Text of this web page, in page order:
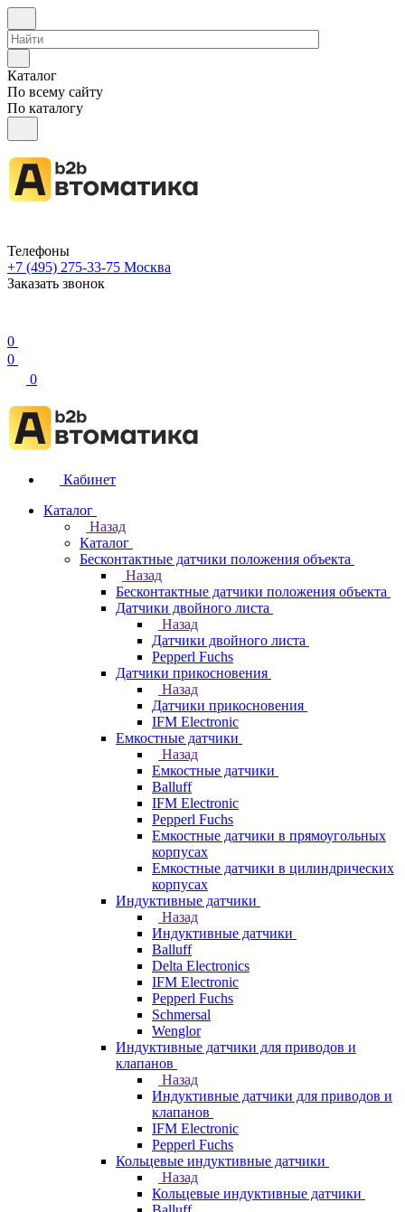
Каталог
По всему сайту
По каталогу
Телефоны
+7 (495) 275-33-75 Москва
Заказать звонок
0
0
0
Кабинет
Каталог
Назад
Каталог
Бесконтактные датчики положения объекта
Назад
Бесконтактные датчики положения объекта
Датчики двойного листа
Назад
Датчики двойного листа
Pepperl Fuchs
Датчики прикосновения
Назад
Датчики прикосновения
IFM Electronic
Емкостные датчики
Назад
Емкостные датчики
Balluff
IFM Electronic
Pepperl Fuchs
Емкостные датчики в прямоугольных
корпусах
Емкостные датчики в цилиндрических
корпусах
Индуктивные датчики
Назад
Индуктивные датчики
Balluff
Delta Electronics
IFM Electronic
Pepperl Fuchs
Schmersal
Wenglor
Индуктивные датчики для приводов и
клапанов
Назад
Индуктивные датчики для приводов и
клапанов
IFM Electronic
Pepperl Fuchs
Кольцевые индуктивные датчики
Назад
Кольцевые индуктивные датчики